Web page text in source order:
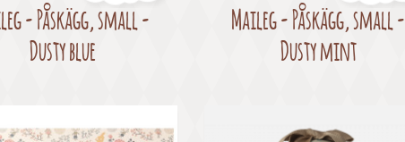
Pris
- Påskägg, small -
Dusty blue
Pris
Maileg - Påskägg, small -
Dusty mint